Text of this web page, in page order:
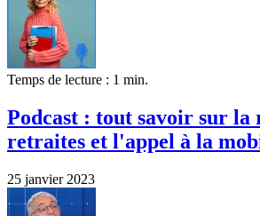
Temps de lecture : 1 min.
Podcast : tout savoir sur la
retraites et l'appel à la
25 janvier 2023